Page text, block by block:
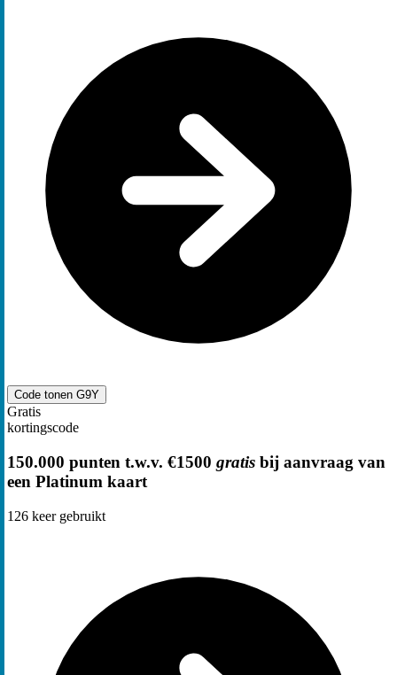
Code tonen G9Y
Gratis
kortingscode
150.000 punten t.w.v. €1500 gratis bij aanvraag van
een Platinum kaart
126 keer gebruikt